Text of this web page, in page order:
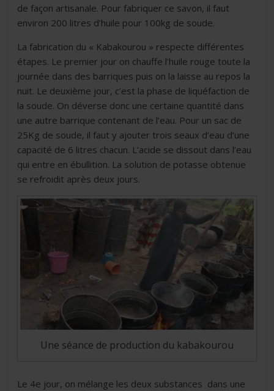
de façon artisanale. Pour fabriquer ce savon, il faut
environ 200 litres d’huile pour 100kg de soude.
La fabrication du « Kabakourou » respecte différentes
étapes. Le premier jour on chauffe l’huile rouge toute la
journée dans des barriques puis on la laisse au repos la
nuit. Le deuxième jour, c’est la phase de liquéfaction de
la soude. On déverse donc une certaine quantité dans
une autre barrique contenant de l’eau. Pour un sac de
25Kg de soude, il faut y ajouter trois seaux d’eau d’une
capacité de 6 litres chacun. L’acide se dissout dans l’eau
qui entre en ébullition. La solution de potasse obtenue
se refroidit après deux jours.
Une séance de production du kabakourou
Le 4e jour, on mélange les deux substances dans une